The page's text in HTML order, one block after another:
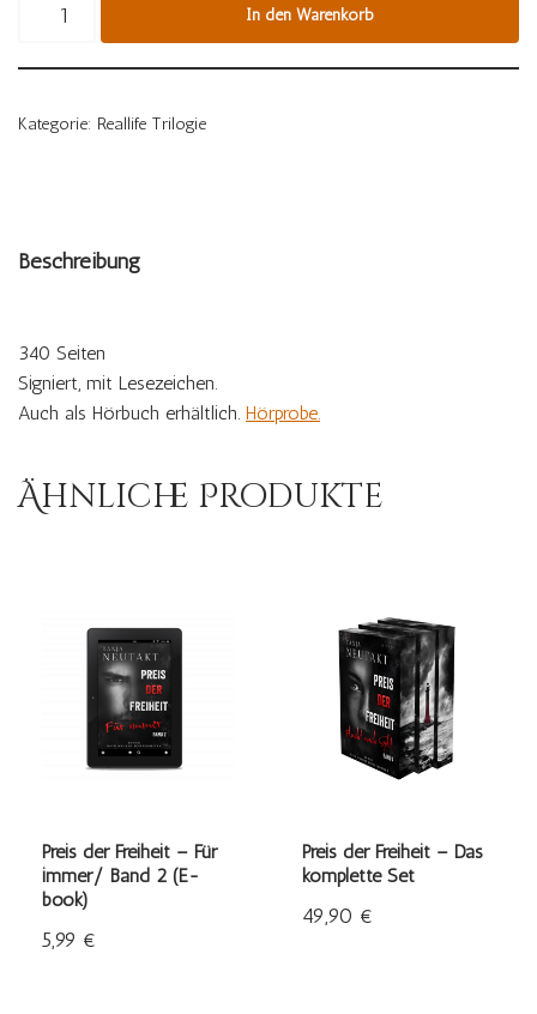
In den Warenkorb
Kategorie: Reallife Trilogie
Beschreibung
340 Seiten
Signiert, mit Lesezeichen.
Auch als Hörbuch erhältlich. Hörprobe.
Ähnliche Produkte
Preis der Freiheit – Für
immer/ Band 2 (E-
book)
5,99 €
Preis der Freiheit – Das
komplette Set
49,90 €